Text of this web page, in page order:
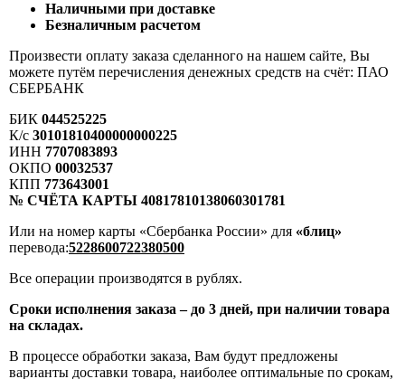
Наличными при доставке
Безналичным расчетом
Произвести оплату заказа сделанного на нашем сайте, Вы
можете путём перечисления денежных средств на счёт: ПАО
СБЕРБАНК
БИК 044525225
К/с 30101810400000000225
ИНН 7707083893
ОКПО 00032537
КПП 773643001
№ СЧЁТА КАРТЫ 40817810138060301781
Или на номер карты «Сбербанка России» для «блиц»
перевода:5228600722380500
Все операции производятся в рублях.
Сроки исполнения заказа – до 3 дней, при наличии товара
на складах.
В процессе обработки заказа, Вам будут предложены
варианты доставки товара, наиболее оптимальные по срокам,